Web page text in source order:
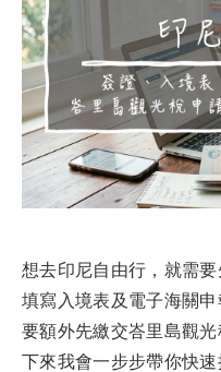
想去印尼自由行，就需
填寫入境表及電子海關
要額外先繳交峇里島觀
下來我會一步步帶你快